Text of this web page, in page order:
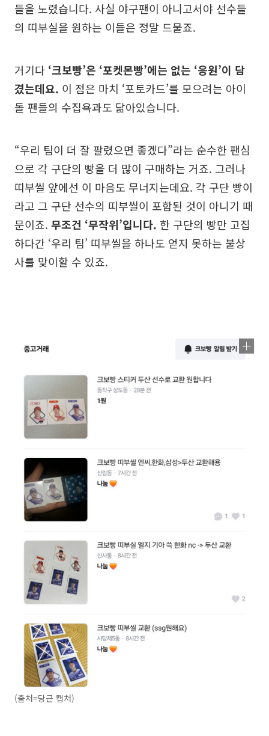
들을 노렸습니다. 사실 야구팬이 아니고서야 선수들
의 띠부실을 원하는 이들은 정말 드물죠.
거기다 ‘크보빵’은 ‘포켓몬빵’에는 없는 ‘응원’이 담
겼는데요. 이 점은 마치 ‘포토카드’를 모으려는 아이
돌 팬들의 수집욕과도 닮아있습니다.
“우리 팀이 더 잘 팔렸으면 좋겠다”라는 순수한 팬심
으로 각 구단의 빵을 더 많이 구매하는 거죠. 그러나
띠부씰 앞에선 이 마음도 무너지는데요. 각 구단 빵이
라고 그 구단 선수의 띠부씰이 포함된 것이 아니기 때
문이죠. 무조건 ‘무작위’입니다. 한 구단의 빵만 고집
하다간 ‘우리 팀’ 띠부씰을 하나도 얻지 못하는 불상
사를 맞이할 수 있죠.
(출처=당근 캡처)